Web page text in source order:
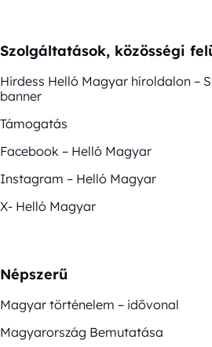
Szolgáltatások, közösségi
Hirdess Helló Magyar híroldalon –
banner
Támogatás
Facebook – Helló Magyar
Instagram – Helló Magyar
X- Helló Magyar
Népszerű
Magyar történelem – idővonal
Magyarország Bemutatása